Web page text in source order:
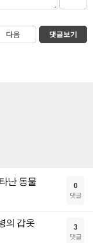
다음 댓글보기
난 동물 0
댓글
의 갑옷 3
댓글